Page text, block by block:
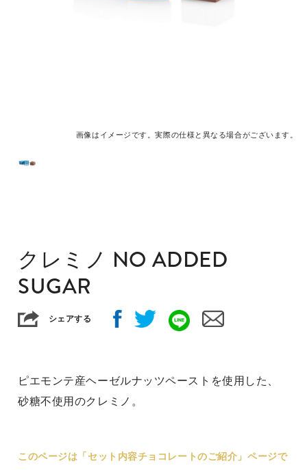
画像はイメージです。実際の仕様と異なる場合がございます。
クレミノ NO ADDED
SUGAR
シェアする
ピエモンテ産ヘーゼルナッツペーストを使用した、
砂糖不使用のクレミノ。
このページは「セット内容チョコレートのご紹介」ページで